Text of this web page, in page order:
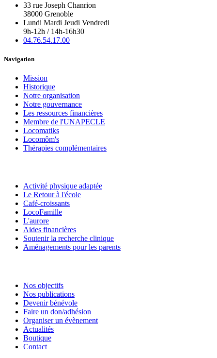
33 rue Joseph Chanrion
38000 Grenoble
Lundi Mardi Jeudi Vendredi
9h-12h / 14h-16h30
04.76.54.17.00
Navigation
Mission
Historique
Notre organisation
Notre gouvernance
Les ressources financières
Membre de l'UNAPECLE
Locomatiks
Locomôm's
Thérapies complémentaires
Activité physique adaptée
Le Retour à l'école
Café-croissants
LocoFamille
L'aurore
Aides financières
Soutenir la recherche clinique
Aménagements pour les parents
Nos objectifs
Nos publications
Devenir bénévole
Faire un don/adhésion
Organiser un évènement
Actualités
Boutique
Contact